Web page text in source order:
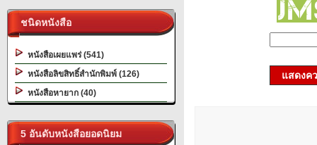
ชนิดหนังสือ
หนังสือเผยแพร่ (541)
หนังสือลิขสิทธิ์สำนักพิมพ์ (126)
หนังสือหายาก (40)
5 อันดับหนังสือยอดนิยม
แสดงค